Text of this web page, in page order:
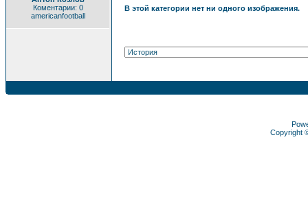
Коментарии: 0
americanfootball
В этой категории нет ни одного изображения.
Copyright